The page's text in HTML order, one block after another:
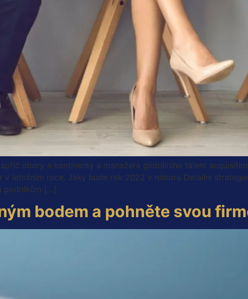
obory a kontinenty a manažera globálního talent
letošním roce. Jaký bude rok 2022 v náboru Detailní
podnikům […]
bodem a pohněte svou